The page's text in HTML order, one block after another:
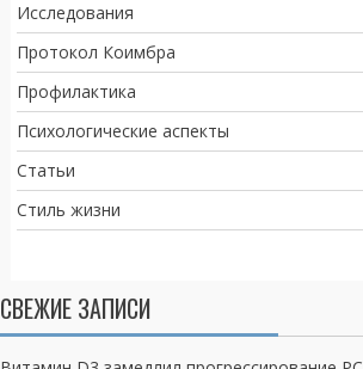
Исследования
Протокол Коимбра
Профилактика
Психологические аспекты
Статьи
Стиль жизни
СВЕЖИЕ ЗАПИСИ